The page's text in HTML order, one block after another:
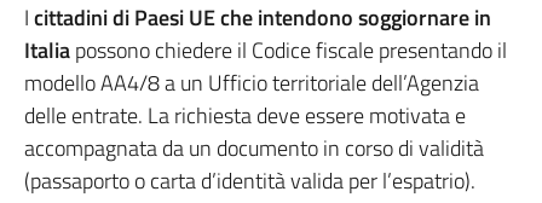
Icittadini di Paesi UE che intendono soggiornare in
Italiapossono chiedere il Codice fiscale presentando il
modello AA4/8 a un Ufficio territoriale dell’Agenzia
delle entrate. La richiesta deve essere motivata e
accompagnata da un documento in corso di validità
(passaporto o carta d’identità valida per l’espatrio).